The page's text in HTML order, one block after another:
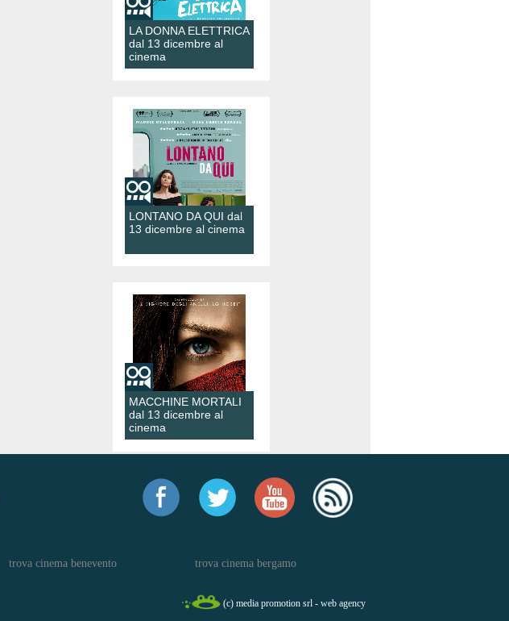
LA DONNA ELETTRICA
dal 13 dicembre al
cinema
LONTANO DA QUI dal
13 dicembre al cinema
MACCHINE MORTALI
dal 13 dicembre al
cinema
trova cinema benevento trova cinema bergamo
(c) media promotion srl - web agency